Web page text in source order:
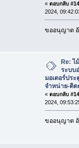
« ตอบกลับ
2024,
ขออนุญาต
Re:
ระบบ
มอเตอร์ประ
จำหน่าย-ติด
« ตอบกลับ
2024,
ขออนุญาต